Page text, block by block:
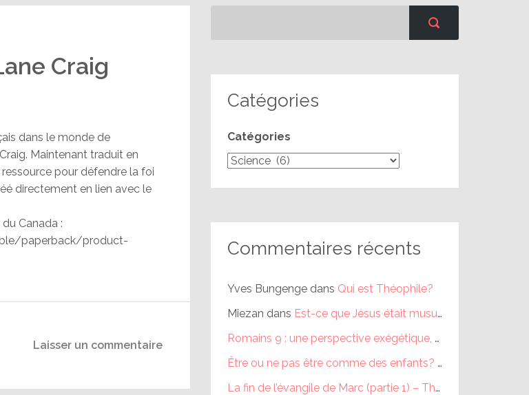
Craig
dans le monde de
Maintenant traduit en
pour défendre la foi
directement en lien avec le
Canada :
paperback/product-
Laisser un commentaire
Catégories
Catégories
Commentaires récents
Yves Bungenge dans Qui est Théophile?
Miezan dans Est-ce que Jésus était musulman ?
Romains 9 : une perspective exégétique, non calviniste (partie 1) – Théophile
Être ou ne pas être comme des enfants? (partie 1) – Théophile
La fin de l’évangile de Marc (partie 1) – Théophile